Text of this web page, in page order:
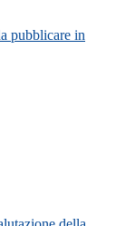
pubblicare in